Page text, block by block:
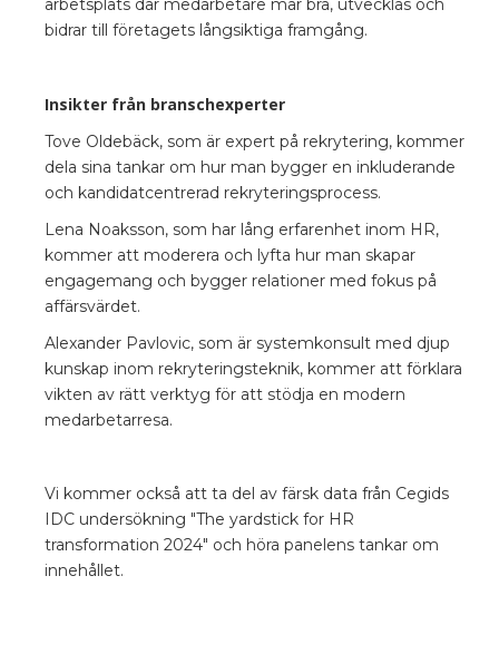
arbetsplats där medarbetare mår bra, utvecklas och
bidrar till företagets långsiktiga framgång.
Insikter från branschexperter
Tove Oldebäck, som är expert på rekrytering, kommer
dela sina tankar om hur man bygger en inkluderande
och kandidatcentrerad rekryteringsprocess.
Lena Noaksson, som har lång erfarenhet inom HR,
kommer att moderera och lyfta hur man skapar
engagemang och bygger relationer med fokus på
affärsvärdet.
Alexander Pavlovic, som är systemkonsult med djup
kunskap inom rekryteringsteknik, kommer att förklara
vikten av rätt verktyg för att stödja en modern
medarbetarresa.
Vi kommer också att ta del av färsk data från Cegids
IDC undersökning "The yardstick for HR
transformation 2024" och höra panelens tankar om
innehållet.